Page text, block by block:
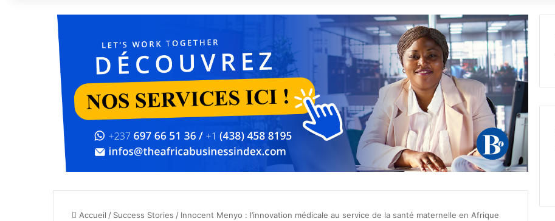
Accueil / Success Stories / Innocent Menyo : l’innovation médicale au service de la santé maternelle en Afrique